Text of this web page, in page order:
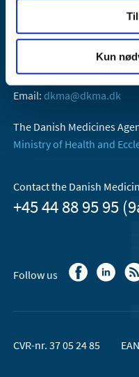
Kun
Danish Medicines Agency
Axel Heides Gade 1
2300 København S
Email: dkma@dkma.dk
The Danish Medicines
Ministry of Health and
Contact the Danish
+45 44 88 95 95
Follow us
CVR-nr. 37 05 24 85